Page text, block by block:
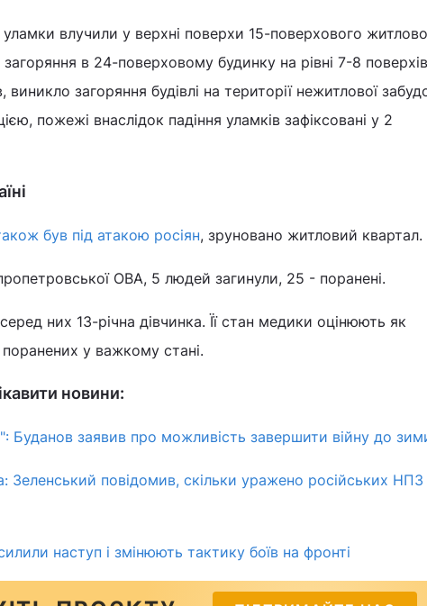
уламки влучили у верхні поверхи 15-поверхового
в 24-поверховому будинку на рівні 7-8
виникло загоряння будівлі на території нежитлової
пожежі внаслідок падіння уламків зафіксовані у 2
був під атакою росіян, зруновано житловий квартал.
ОВА, 5 людей загинули, 25 - поранені.
них 13-річна дівчинка. Її стан медики оцінюють як
у важкому стані.
новини:
Буданов заявив про можливість завершити війну до
Зеленський повідомив, скільки уражено російських НПЗ
наступ і змінюють тактику боїв на фронті